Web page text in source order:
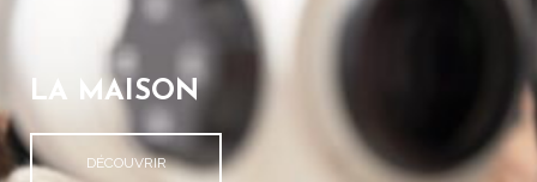
LA MAISON
DÉCOUVRIR